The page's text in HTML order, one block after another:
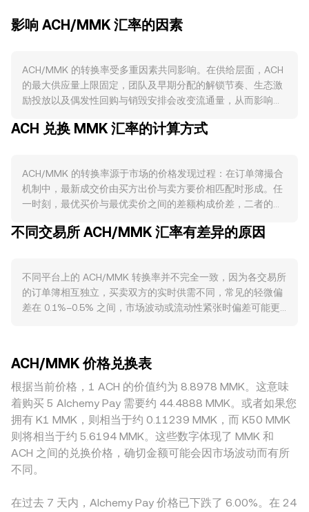
影响 ACH/MMK 汇率的因素
ACH/MMK 的转换率受多重因素共同影响。在供给层面，ACH
的最大供应量上限固定，团队及早期分配的解锁节奏、生态激
励投放以及偶发性回购与销毁安排会改变流通量，从而影响卖
生态中的质押与锁仓计划会阶段性减少二级市场可售代币。需
与奖励，以及合作伙伴集成时的激励结算；当商户受理密度提
升、法币入金通道扩展、以及跨境支付接入增加时，ACH 的使
用需求上升，通常会支撑 ACH/MMK 的转换率。宏观方面，
市场成交与流入增多，而避险情绪或全球流动性收紧会压制需
价可能产生偏离。监管事件同样重要：对法币入金、支付牌
照、KYC/AML 的新规，以及对加密支付合规边界的明晰或收
紧，都会影响 Alchemy Pay 网关的可用性与成本，进而传导
层面上，ACH 永续合约的资金费率变化会反映多空力量的不平
衡并在短期内影响现货基差；若存在期权到期与集中行权，隐
含波动的变化也会加剧短期波动；大型地址的链上转账与集中
入交易所的“鲸鱼”流向，常在流动性较薄时放大价格滑点，使
ACH/MMK 转换率出现快速波动。此外，ACH 在去中心化交易
所上的流动池（如基于 USDT 或 ETH 的池子）若遭遇流动性
抽离或大额交易，也会通过跨市场定价传导到 ACH/MMK。
ACH 兑换 MMK 汇率的计算方式
ACH/MMK 的转换率源于市场的价格发现过程：在订单簿撮合
机制中，最新成交价由买方出价与卖方要价相匹配时形成。任
一时刻，最优买价与最优卖价之间的差额构成价差，二者的平
性的参考，行情聚合商会计算成交量加权平均价（VWAP），
即可完成：若给定转换率，MMK 价值 = ACH 数量 × 转换率，
而 ACH 数量 = MMK 价值 / 转换率。由于 ACH 主要以
ACH/USDT 或 ACH/USDC 等对进行高流动性交易，
会体现在聚合 VWAP 上。除了订单簿市场，ACH 在去中心化
交易所中的自动做市商也参与定价，其基本恒定乘积模型为 x
× y = k，其中池内两种资产余额之比决定瞬时价格，价格可近
似理解为 y/x；当有大额交换时，池子余额变化会推动价格滑
动，随后通过套利与跨市场交易传导至中心化市场，最终影响
ACH/MMK 的转换率。
不同交易所 ACH/MMK 汇率有差异的原因
不同平台上的 ACH/MMK 转换率并不完全一致，因为各交易所
的订单簿相互独立，买卖双方的实时供需不同，常见的轻微偏
差在 0.1%–0.5% 之间，市场波动或流动性紧张时偏差可能更
关的地域与合规模型也会造成溢价或折价：法币入金渠道、支
付牌照与当地合规要求会影响 ACH 与 MMK 的撮合可得性和
成本，从而在不同市场形成结构性价差。许多场景下，
ACH/MMK 的标价来自 ACH/USDT 与 USDT/MMK 两段价格
的组合，若 USDT 相对 MMK 出现溢价或贴水（即所谓 USDT
基差），会直接传导至最终的 ACH/MMK 报价。跨平台套利有
助于缩小价差，但并非完美无缺：链上转账与提现确认时间、
不同平台的 KYC/风控限制、手续费与法币结算通道的延迟都
ACH/MMK 价格兑换表
根据当前价格，1 ACH 的价值约为 8.8978 MMK。这意味
着购买 5 Alchemy Pay 需要约 44.4888 MMK。或者如果您
拥有 K1 MMK，则相当于约 0.11239 MMK，而 K50 MMK
则将相当于约 5.6194 MMK。这些数字体现了 MMK 和
ACH 之间的兑换价格，确切金额可能会因市场波动而有所
不同。
在过去 7 天内，Alchemy Pay 价格已下跌了 6.00%。在 24